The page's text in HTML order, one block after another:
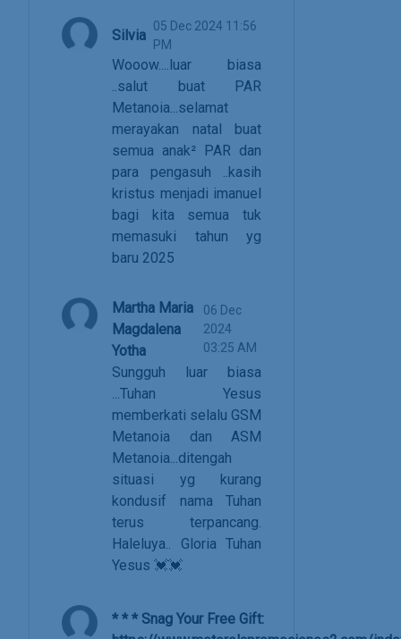
Silvia
05 Dec 2024 11:56
PM
Wooow....luar biasa
..salut buat PAR
Metanoia...selamat
merayakan natal buat
semua anak² PAR dan
para pengasuh ..kasih
kristus menjadi imanuel
bagi kita semua tuk
memasuki tahun yg
baru 2025
Martha Maria
Magdalena
Yotha
06 Dec
2024
03:25 AM
Sungguh luar biasa
...Tuhan Yesus
memberkati selalu GSM
Metanoia dan ASM
Metanoia...ditengah
situasi yg kurang
kondusif nama Tuhan
terus terpancang.
Haleluya.. Gloria Tuhan
Yesus 💓💓
* * * Snag Your Free Gift: